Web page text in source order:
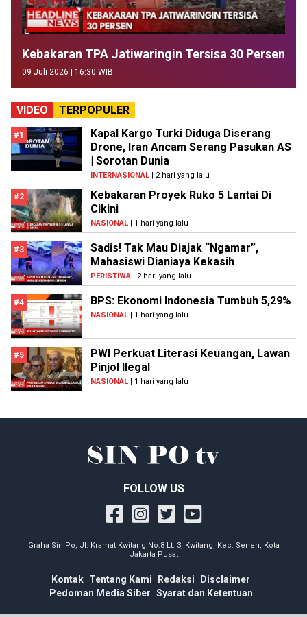
Kebakaran TPA Jatiwaringin Tersisa 30 Persen
09 Juli 2026 | 16:30 WIB
VIDEO TERPOPULER
#1
Kapal Kargo Turki Diduga Diserang
Drone, Iran Ancam Serang Pasukan AS
| Sorotan Dunia
INTERNASIONAL | 2 hari yang lalu
#2
Kebakaran Proyek Ruko 5 Lantai Di
Cikini
NASIONAL | 1 hari yang lalu
#3
Sadis! Tak Mau Diajak “Ngamar”,
Mahasiswi Dianiaya Kekasih
PERISTIWA | 2 hari yang lalu
#4 BPS: Ekonomi Indonesia Tumbuh 5,29%
NASIONAL | 1 hari yang lalu
#5
PWI Perkuat Literasi Keuangan, Lawan
Pinjol Ilegal
NASIONAL | 1 hari yang lalu
FOLLOW US
Graha Sin Po, Jl. Kramat Kwitang No.8 Lt. 3, Kwitang, Kec. Senen, Kota
Jakarta Pusat
Kontak Tentang Kami Redaksi
Disclaimer
Pedoman Media Siber Syarat dan Ketentuan